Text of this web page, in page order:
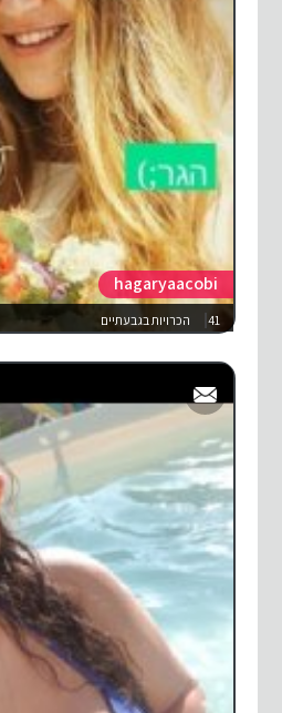
hagaryaacobi
41 הכרויות בגבעתיים